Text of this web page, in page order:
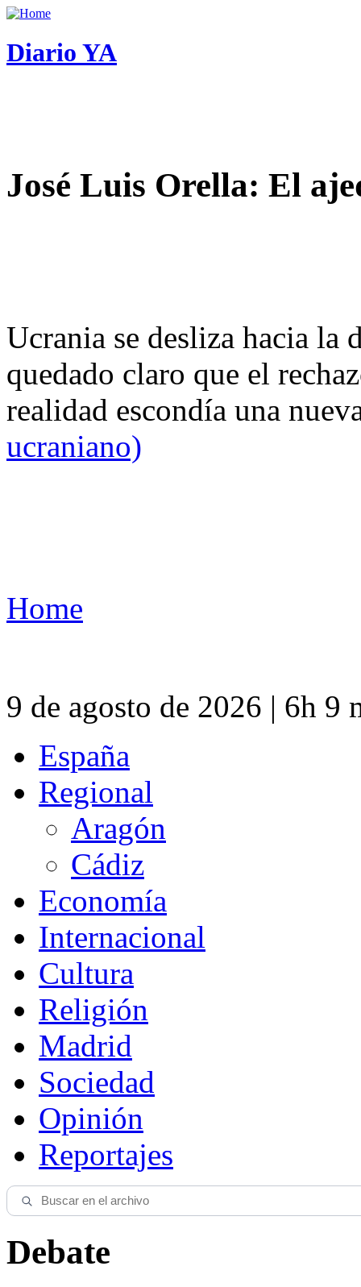
Diario YA
José Luis Orella: El
Ucrania se desliza hacia
quedado claro que el
realidad escondía una
ucraniano)
Home
9 de agosto de 2026 | 6h 9
España
Regional
Aragón
Cádiz
Economía
Internacional
Cultura
Religión
Madrid
Sociedad
Opinión
Reportajes
Debate